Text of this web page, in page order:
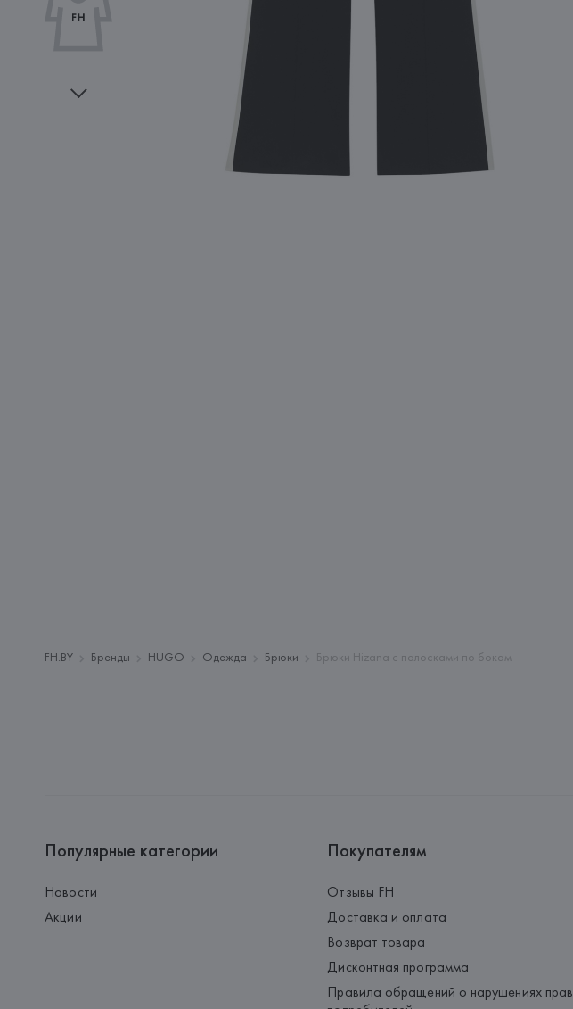
FH.BY Бренды HUGO Одежда Брюки Брюки Hizana с полосками по бокам
Популярные категории
Новости
Акции
Покупателям
Отзывы FH
Доставка и оплата
Возврат товара
Дисконтная программа
Правила обращений о нарушениях прав